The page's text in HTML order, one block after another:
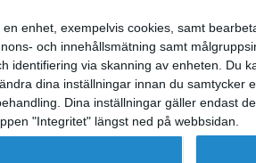
enhet, exempelvis cookies, samt
och innehållsmätning samt
via skanning av enheten.
dina inställningar innan du samtycker
Dina inställningar gäller endast
"Integritet" längst ned på webbsidan.
Mikael Karlsson